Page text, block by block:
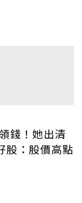
錢！她出清
股：股價高點